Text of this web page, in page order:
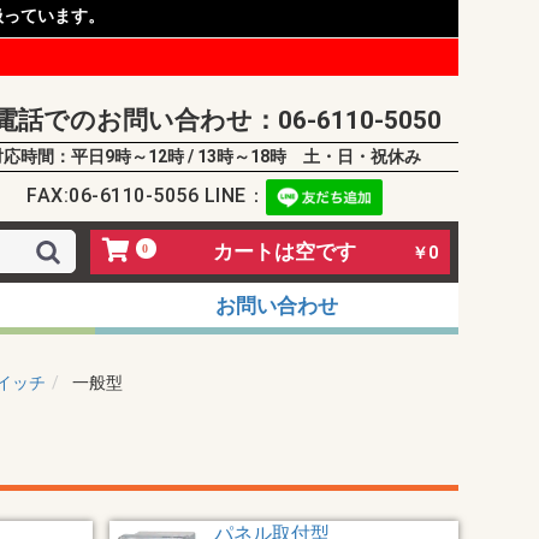
ています。
話でのお問い合わせ：06-6110-5050
応時間：平日9時～12時 / 13時～18時 土・日・祝休み
FAX:06-6110-5056 LINE：
0 カートは空です ￥0
お問い合わせ
ッチ 一般型
パネル取付型